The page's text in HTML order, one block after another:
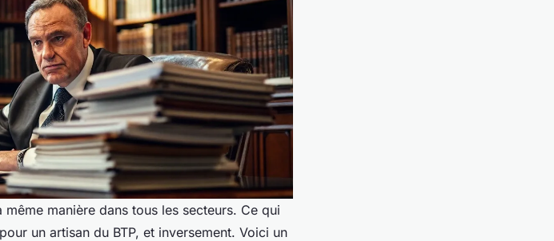
manière dans tous les secteurs. Ce qui
un artisan du BTP, et inversement. Voici un